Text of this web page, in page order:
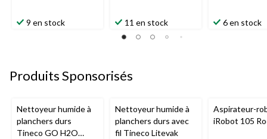
9 en stock 11 en stock 6 en stock
Produits Sponsorisés
Nettoyeur humide à
planchers durs
Tineco GO H2O
Nettoyeur humide à
planchers durs avec
fil Tineco Litevak
Aspirateur-
iRobot 105